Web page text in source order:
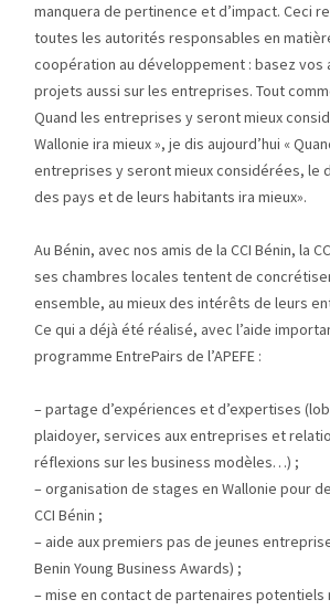
manquera de pertinence et d’impact. Ceci
toutes les autorités responsables en
coopération au développement : basez vos
projets aussi sur les entreprises. Tout
Quand les entreprises y seront mieux
Wallonie ira mieux », je dis aujourd’hui «
entreprises y seront mieux considérées, le
des pays et de leurs habitants ira mieux».
Au Bénin, avec nos amis de la CCI Bénin, la
ses chambres locales tentent de
ensemble, au mieux des intérêts de leurs
Ce qui a déjà été réalisé, avec l’aide
programme EntrePairs de l’APEFE :
– partage d’expériences et d’expertises
plaidoyer, services aux entreprises et
réflexions sur les business modèles…) ;
– organisation de stages en Wallonie pour
CCI Bénin ;
– aide aux premiers pas de jeunes
Benin Young Business Awards) ;
– mise en contact de partenaires potentiels